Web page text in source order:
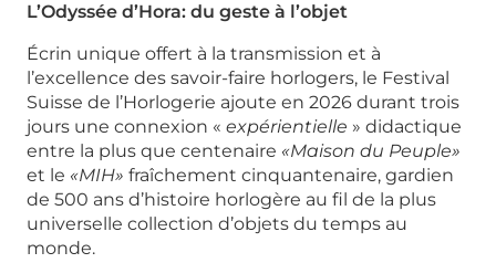
L’Odyssée d’Hora: du geste à l’objet
Écrin unique offert à la transmission et à
l’excellence des savoir-faire horlogers, le Festival
Suisse de l’Horlogerie ajoute en 2026 durant trois
jours une connexion « expérientielle » didactique
entre la plus que centenaire «Maison du Peuple»
et le «MIH» fraîchement cinquantenaire, gardien
de 500 ans d’histoire horlogère au fil de la plus
universelle collection d’objets du temps au
monde.